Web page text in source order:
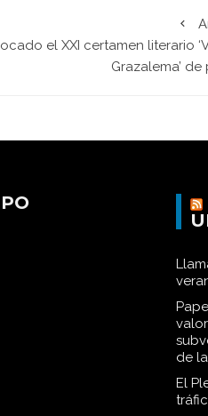
el XXI certamen literario
Grazalema’ de
de
El